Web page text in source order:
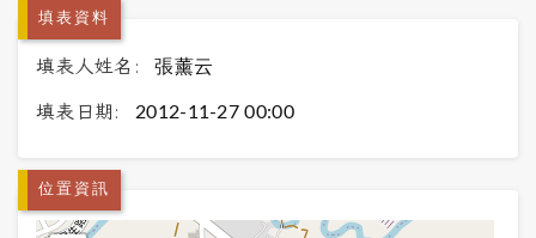
填表資料
填表人姓名: 張薰云
填表日期: 2012-11-27 00:00
位置資訊